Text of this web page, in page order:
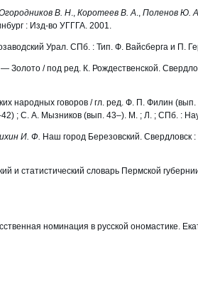
В. Н., Коротеев В. А., Поленов Ю.
: Изд-во УГГГА. 2001.
Урал. СПб. : Тип. Ф. Вайсберга и П.
Золото / под ред. К. Рождественской.
народных говоров / гл. ред. Ф. П. Филин
; С. А. Мызников (вып. 43–). М. ; Л. ; СПб. :
И. Ф. Наш город Березовский. Свердловск
и статистический словарь Пермской
номинация в русской ономастике.